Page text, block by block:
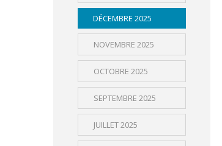
DÉCEMBRE 2025
NOVEMBRE 2025
OCTOBRE 2025
SEPTEMBRE 2025
JUILLET 2025